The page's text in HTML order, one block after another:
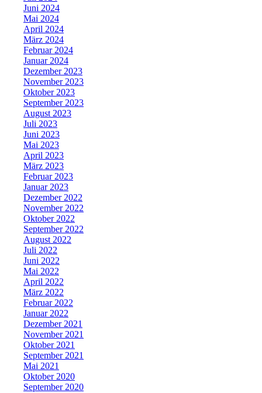
Juni 2024
Mai 2024
April 2024
März 2024
Februar 2024
Januar 2024
Dezember 2023
November 2023
Oktober 2023
September 2023
August 2023
Juli 2023
Juni 2023
Mai 2023
April 2023
März 2023
Februar 2023
Januar 2023
Dezember 2022
November 2022
Oktober 2022
September 2022
August 2022
Juli 2022
Juni 2022
Mai 2022
April 2022
März 2022
Februar 2022
Januar 2022
Dezember 2021
November 2021
Oktober 2021
September 2021
Mai 2021
Oktober 2020
September 2020